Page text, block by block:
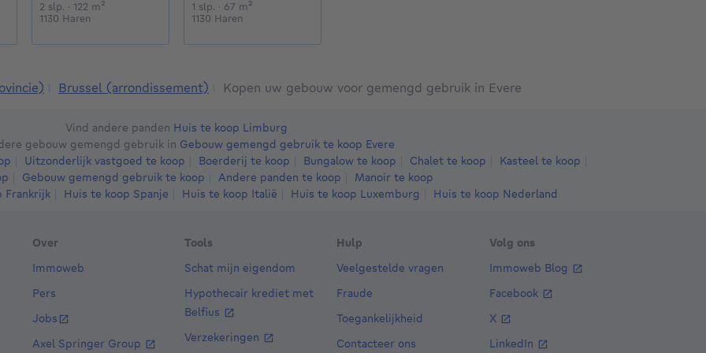
vierkante meters
2 slp. 2 slaapkamers
· 122 m²
1130 Haren
1 slp. 1 slaapkamer
· 67 m²
1130 Haren
Brussel (arrondissement) Kopen uw gebouw voor gemengd gebruik in Evere
Vind andere panden Huis te koop Limburg
gebouw gemengd gebruik in Gebouw gemengd gebruik te koop Evere
Uitzonderlijk vastgoed te koop Boerderij te koop Bungalow te koop Chalet te koop
Kasteel te koop
Gebouw gemengd gebruik te koop Andere panden te koop
Manoir te koop
Frankrijk Huis te koop Spanje Huis te koop Italië Huis te koop Luxemburg Huis te koop Nederland
Over
Immoweb
Pers
Jobs
Axel Springer Group
Tools
Schat mijn eigendom
Hypothecair krediet met
Belfius
Verzekeringen
Hulp
Veelgestelde vragen
Fraude
Toegankelijkheid
Contacteer ons
Volg ons
Immoweb Blog
Facebook
X
LinkedIn